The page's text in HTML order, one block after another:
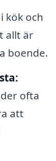
kök och
allt är
boende.
ofta
att